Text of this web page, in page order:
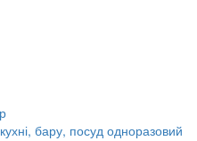
бару, посуд одноразовий